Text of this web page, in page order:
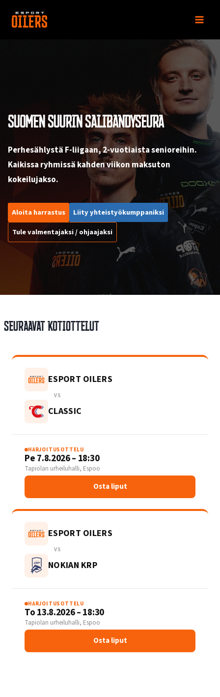
sisältöön
SUOMEN SUURIN SALIBANDYSEURA
Perhesählystä F-liigaan, 2-vuotiaista senioreihin.
Kaikissa ryhmissä kahden viikon maksuton
kokeilujakso.
Aloita harrastus
Liity yhteistyökumppaniksi
Tule valmentajaksi / ohjaajaksi
Seuraavat kotiottelut
ESPORT OILERS
VS
CLASSIC
HARJOITUSOTTELU
Pe 7.8.2026 – 18:30
Tapiolan urheiluhalli, Espoo
Osta liput
ESPORT OILERS
VS
NOKIAN KRP
HARJOITUSOTTELU
To 13.8.2026 – 18:30
Tapiolan urheiluhalli, Espoo
Osta liput